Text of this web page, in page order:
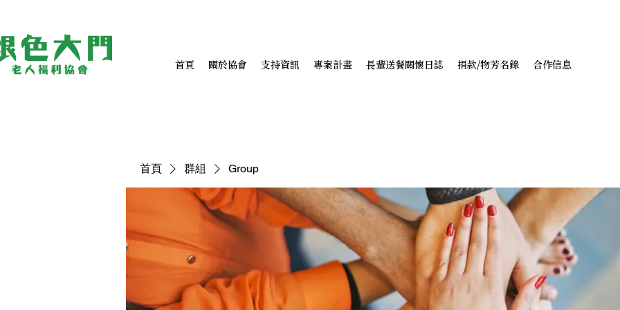
首頁 關於協會 支持資訊 專案計畫 長輩送餐關懷日誌 捐款/物芳名錄 合作信息
首頁 群組 Group